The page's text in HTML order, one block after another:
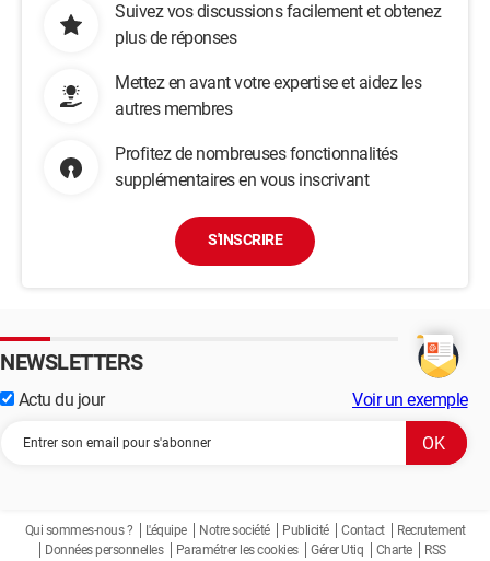
Suivez vos discussions facilement et obtenez
plus de réponses
Mettez en avant votre expertise et aidez les
autres membres
Profitez de nombreuses fonctionnalités
supplémentaires en vous inscrivant
S'INSCRIRE
NEWSLETTERS
Actu du jour Voir un exemple
Qui sommes-nous ? L'équipe Notre société Publicité Contact
Recrutement
Données personnelles
Paramétrer les cookies Gérer Utiq Charte RSS